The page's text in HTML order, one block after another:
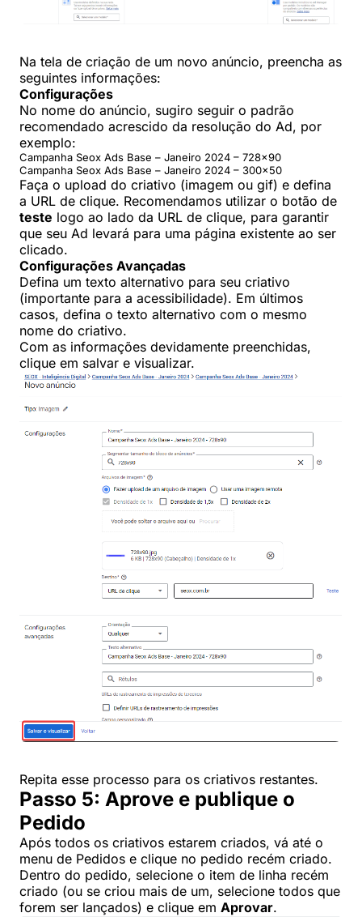
Na tela de criação de um novo anúncio, preencha as
seguintes informações:
Configurações
No nome do anúncio, sugiro seguir o padrão
recomendado acrescido da resolução do Ad, por
exemplo:
Campanha Seox Ads Base – Janeiro 2024 – 728×90
Campanha Seox Ads Base – Janeiro 2024 – 300×50
Faça o upload do criativo (imagem ou gif) e defina
a URL de clique. Recomendamos utilizar o botão de
teste logo ao lado da URL de clique, para garantir
que seu Ad levará para uma página existente ao ser
clicado.
Configurações Avançadas
Defina um texto alternativo para seu criativo
(importante para a acessibilidade). Em últimos
casos, defina o texto alternativo com o mesmo
nome do criativo.
Com as informações devidamente preenchidas,
clique em salvar e visualizar.
Repita esse processo para os criativos restantes.
Passo 5: Aprove e publique o
Pedido
Após todos os criativos estarem criados, vá até o
menu de Pedidos e clique no pedido recém criado.
Dentro do pedido, selecione o item de linha recém
criado (ou se criou mais de um, selecione todos que
forem ser lançados) e clique em Aprovar.